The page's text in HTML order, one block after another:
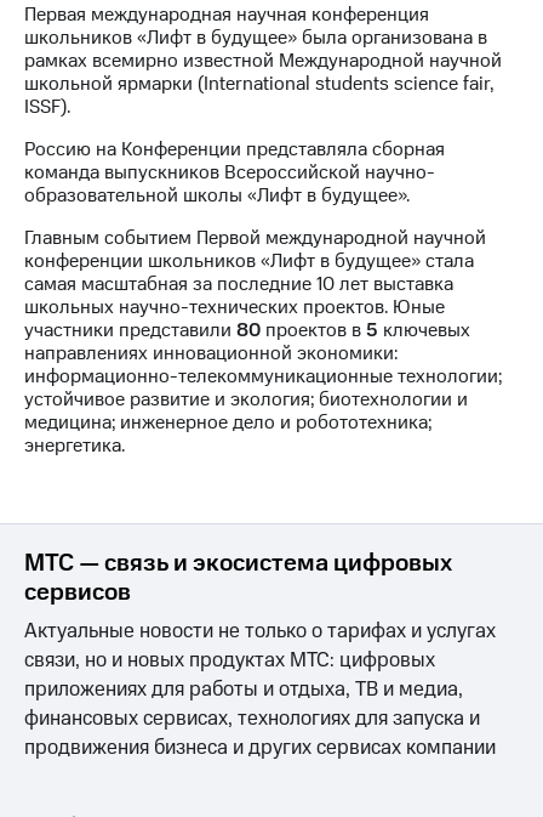
Первая международная научная конференция
школьников «Лифт в будущее» была организована в
рамках всемирно известной Международной научной
школьной ярмарки (International students science fair,
ISSF).
Россию на Конференции представляла сборная
команда выпускников Всероссийской научно-
образовательной школы «Лифт в будущее».
Главным событием Первой международной научной
конференции школьников «Лифт в будущее» стала
самая масштабная за последние 10 лет выставка
школьных научно-технических проектов. Юные
участники представили 80 проектов в5 ключевых
направлениях инновационной экономики:
информационно-телекоммуникационные технологии;
устойчивое развитие и экология; биотехнологии и
медицина; инженерное дело и робототехника;
энергетика.
МТС — связь и экосистема цифровых
сервисов
Актуальные новости не только о тарифах и услугах
связи, но и новых продуктах МТС: цифровых
приложениях для работы и отдыха, ТВ и медиа,
финансовых сервисах, технологиях для запуска и
продвижения бизнеса и других сервисах компании